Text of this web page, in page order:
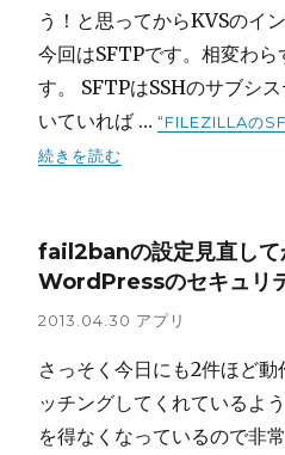
う！と思ってからKVSのイ
今回はSFTPです。相変わら
す。 SFTPはSSHのサブシ
いていれば … “FILEZILLAの
続きを読む
fail2banの設定見直して
WordPressのセキュリ
2013.04.30 アプリ
さっそく今日にも2件ほど
ッチングしてくれているよ
を得なくなっているので非